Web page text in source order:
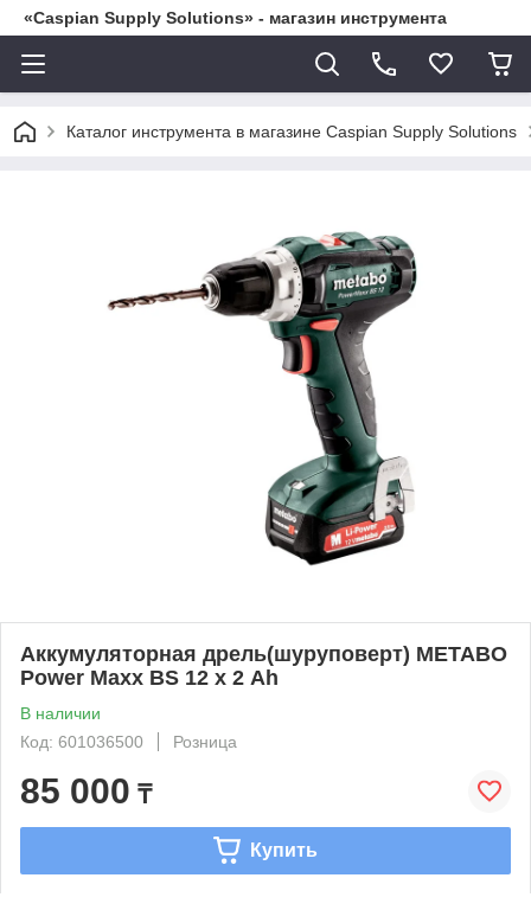
«Caspian Supply Solutions» - магазин инструмента
Каталог инструмента в магазине Caspian Supply Solutions
Аккумуляторная дрель(шуруповерт) METABO
Power Maxx BS 12 х 2 Ah
В наличии
Код: 601036500
Розница
85 000 ₸
Купить